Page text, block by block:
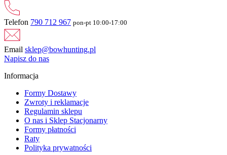
Telefon 790 712 967 pon-pt 10:00-17:00
Email sklep@bowhunting.pl
Napisz do nas
Informacja
Formy Dostawy
Zwroty i reklamacje
Regulamin sklepu
O nas i Sklep Stacjonarny
Formy płatności
Raty
Polityka prywatności